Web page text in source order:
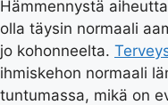
Hämmennystä
olla täysin normaali
jo kohonneelta.
ihmiskehon normaali
tuntumassa, mikä on